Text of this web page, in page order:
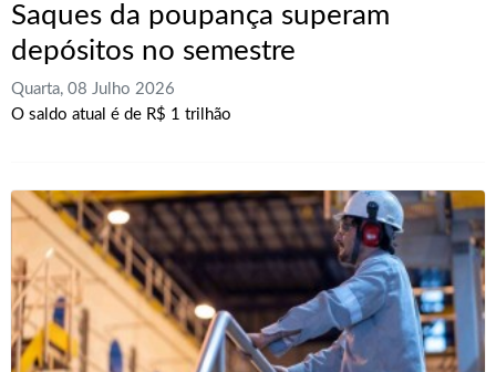
Saques da poupança superam
depósitos no semestre
Quarta, 08 Julho 2026
O saldo atual é de R$ 1 trilhão